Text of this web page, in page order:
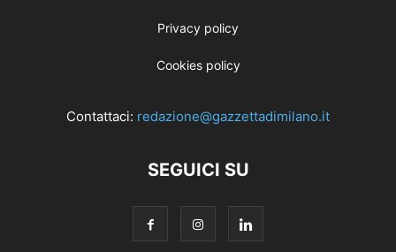
Privacy policy
Cookies policy
Contattaci: redazione@gazzettadimilano.it
SEGUICI SU